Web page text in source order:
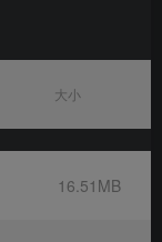
大小
16.51MB